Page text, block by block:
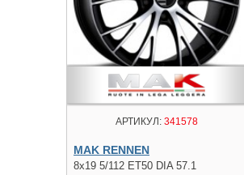
АРТИКУЛ:341578
MAK RENNEN
8x19 5/112 ET50 DIA 57.1